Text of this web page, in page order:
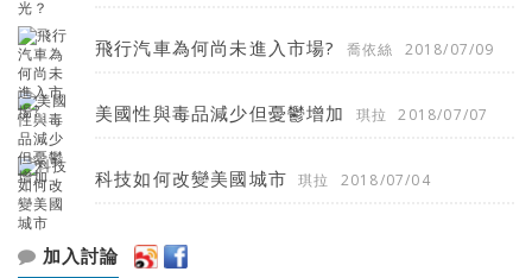
飛行汽車為何尚未進入市場? 喬依絲 2018/07/09
美國性與毒品減少但憂鬱增加 琪拉 2018/07/07
科技如何改變美國城市 琪拉 2018/07/04
加入討論